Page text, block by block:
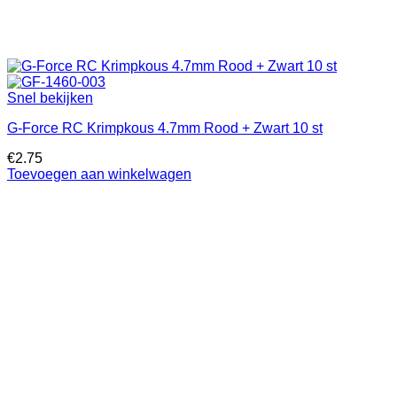
Snel bekijken
G-Force RC Krimpkous 4.7mm Rood + Zwart 10 st
€2.75
Toevoegen aan winkelwagen